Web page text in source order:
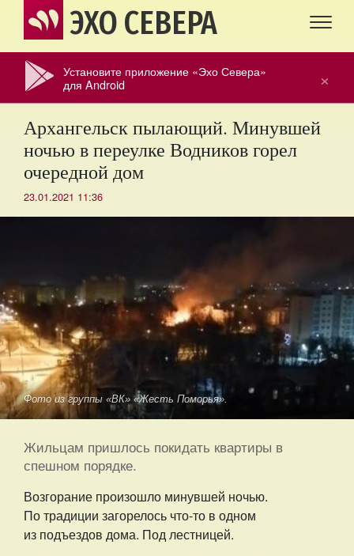
ЭХО СЕВЕРА
×
Установите приложение «Эхо Севера»
для Android
Архангельск пылающий. Минувшей
ночью в переулке Водников горел
очередной дом
23.01.2021 11:36
Фото из группы «ВК» «Жесть Поморья».
Жильцам пришлось покидать квартиры в
спешном порядке.
Возгорание произошло минувшей ночью.
По традиции загорелось что-то в одном
из подъездов дома. Под лестницей.